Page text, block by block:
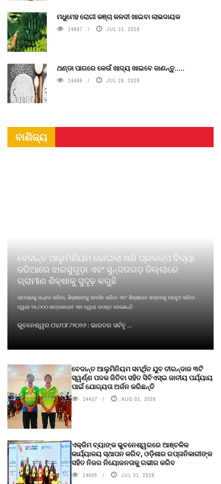
ମଧୁମେହ ରୋଗୀ କଞ୍ଚା କଳଦୀ ଖାଇବା ଲାଭଦାୟକ
14997 JUL 31, 2026
ଥଣ୍ଡା ପାଗରେ କେଉଁ ଖାଦ୍ୟ ଖାଇବେ ଜାଣନ୍ତୁ.....
14496 JUL 28, 2026
ବାଣିଜ୍ୟ
ବେଦାନ୍ତ ଆଲୁମିନିୟମ କୋଇଲା ଖଣି ପ୍ରକଳ୍ପ ବିଦ୍ୟା
ଜରିଆରେ ଝାରସୁଗୁଡ଼ା ଏବଂ ସୁନ୍ଦରଗଡ଼ ଜିଲ୍ଲାରେ
ଗ୍ରାମୀଣ ଶିକ୍ଷାକୁ ସୁଦୃଢ଼ କରୁଛି
ପାଠପଢାକୁ ଉନ୍ନତ କରିବା, ଶିକ୍ଷକଙ୍କୁ ସମର୍ଥନ କରିବା ଏବଂ ଶିକ୍ଷାଗତ ସମ୍ବଳକୁ ମଜବୁତ କରିବା
ଦ୍ୱାରା ୨୫,୦୦୦ ଛାତ୍ରଛାତ୍ରୀ ଏହା ଦ୍ୱାରା ଉପକୃତ ହୋଇଛନ୍ତି
ଭୁବନେଶ୍ୱର ୦୪/୦୮/୨୦୨୬ : ଭାରତର ସର୍ବବୃ ...
ବେଦାନ୍ତ ଆଲୁମିନିୟମ ସମର୍ଥିତ ଯୁବ ତୀରନ୍ଦାଜ ୩ଟି
ସ୍ୱର୍ଣ୍ଣ ପଦକ ଜିତିବା ସହିତ ସିବିଏସ୍ଇ ଜାତୀୟ ପର୍ଯ୍ୟାୟ
ପାଇଁ ଯୋଗ୍ୟତା ଅର୍ଜନ କରିଛନ୍ତି
14437 AUG 01, 2026
ଏକ୍ଜିମ ବ୍ୟାଙ୍କ ଭୁବନେଶ୍ୱରରେ ଆଞ୍ଚଳିକ
କାର୍ଯ୍ୟାଳୟ ସ୍ଥାପନ କରିବ, ଓଡ଼ିଶାର ରପ୍ତାନିକାରୀଙ୍କ
ସହିତ ନିଜର ନିୟୋଜନତାକୁ ଗଭୀର କରିବ
14605 JUL 31, 2026